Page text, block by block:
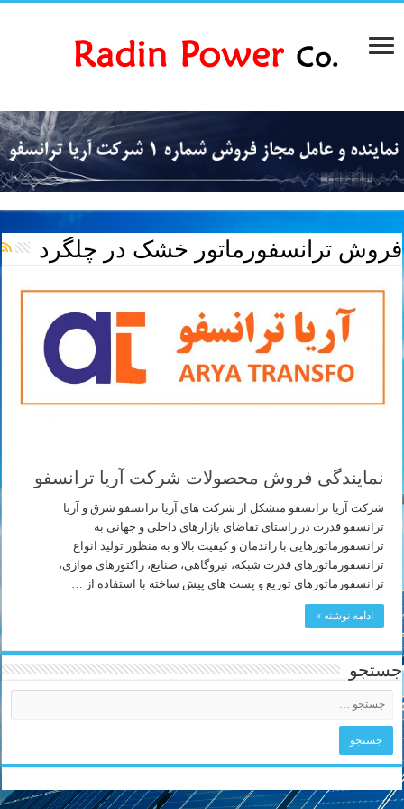
فروش ترانسفورماتور خشک در چلگرد
نمایندگی فروش محصولات شرکت آریا ترانسفو
شرکت آریا ترانسفو متشکل از شرکت های آریا ترانسفو شرق و آریا
ترانسفو قدرت در راستای تقاضای بازارهای داخلی و جهانی به
ترانسفورماتورهایی با راندمان و کیفیت بالا و به منظور تولید انواع
ترانسفورماتورهای قدرت شبکه، نیروگاهی، صنایع، راکتورهای موازی،
ترانسفورماتورهای توزیع و پست های پیش ساخته با استفاده از …
ادامه نوشته »
جستجو